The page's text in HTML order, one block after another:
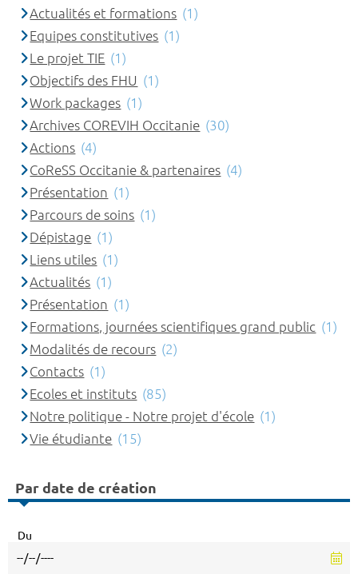
Actualités et formations (1)
Equipes constitutives (1)
Le projet TIE (1)
Objectifs des FHU (1)
Work packages (1)
Archives COREVIH Occitanie (30)
Actions (4)
CoReSS Occitanie & partenaires (4)
Présentation (1)
Parcours de soins (1)
Dépistage (1)
Liens utiles (1)
Actualités (1)
Présentation (1)
Formations, journées scientifiques grand public (1)
Modalités de recours (2)
Contacts (1)
Ecoles et instituts (85)
Notre politique - Notre projet d'école (1)
Vie étudiante (15)
Par date de création
Du